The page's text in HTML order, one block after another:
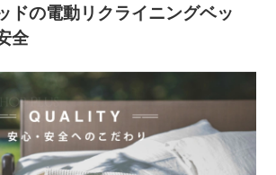
ドの電動リクライニングベッ
全